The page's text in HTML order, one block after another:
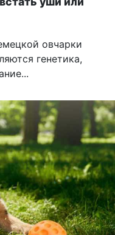
овчарки
генетика,